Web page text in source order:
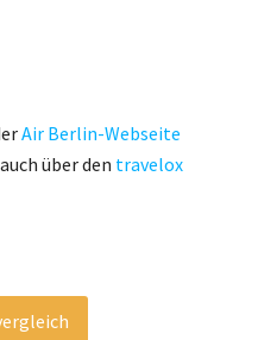
Air Berlin-Webseite
über den travelox